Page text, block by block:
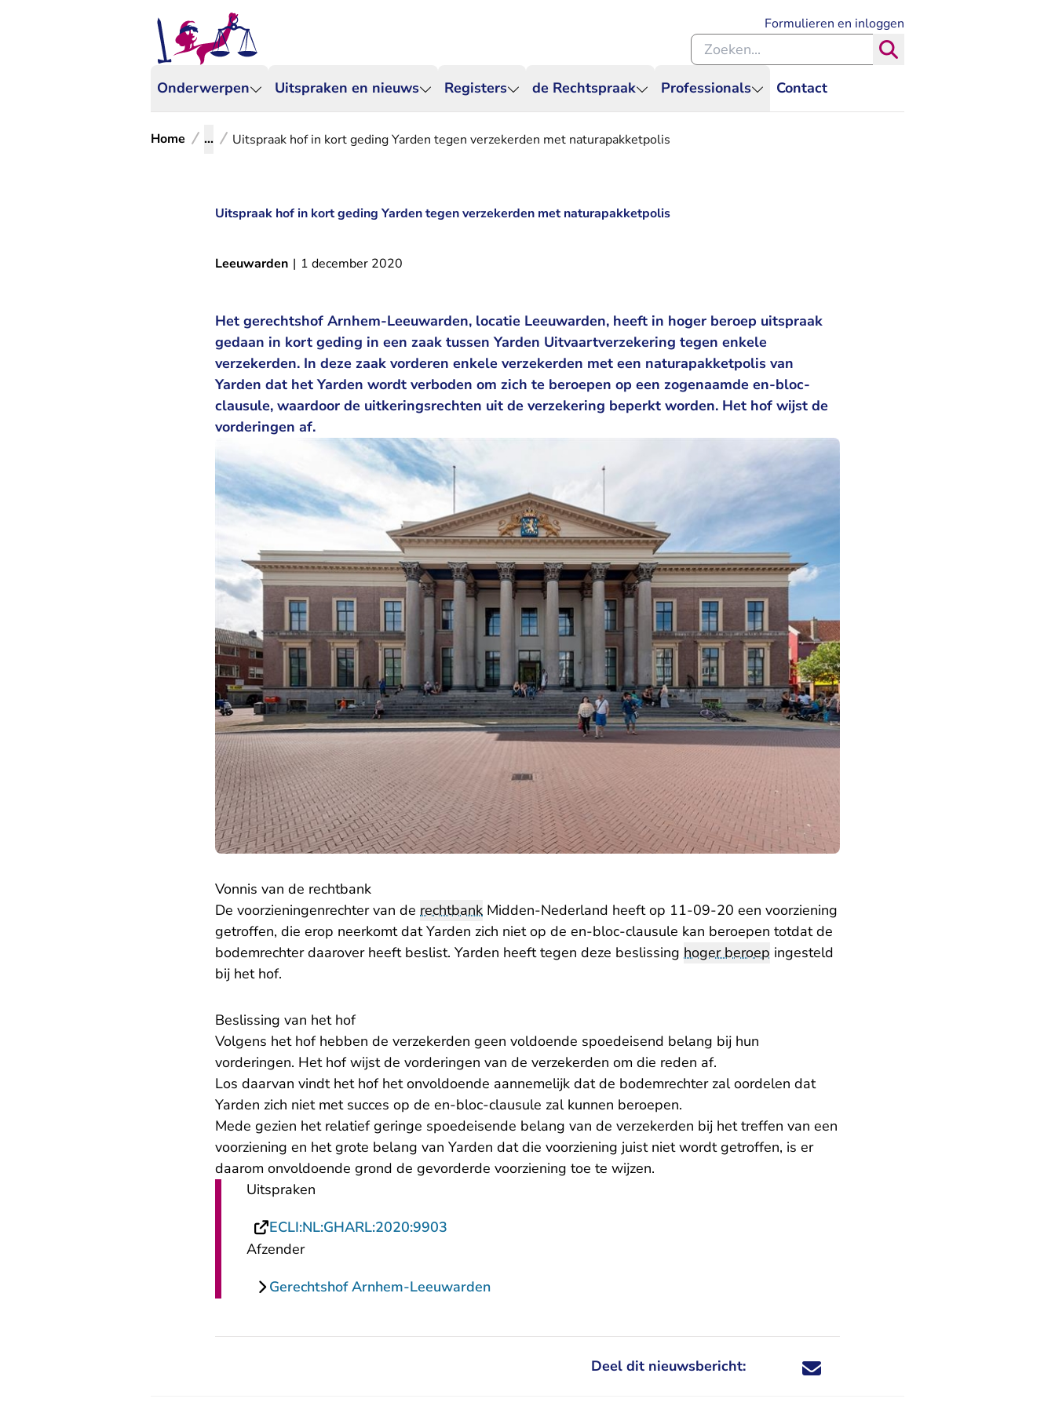
Onderwerpen Uitspraken en nieuws Registers de Rechtspraak Professionals Contact
Formulieren en inloggen
Zoeken binnen de Rechtspraak
Home ... Uitspraak hof in kort geding Yarden tegen verzekerden met naturapakketpolis
Uitspraak hof in kort geding Yarden tegen verzekerden met naturapakketpolis
Leeuwarden | 1 december 2020
Het gerechtshof Arnhem-Leeuwarden, locatie Leeuwarden, heeft in hoger beroep uitspraak
gedaan in kort geding in een zaak tussen Yarden Uitvaartverzekering tegen enkele
verzekerden. In deze zaak vorderen enkele verzekerden met een naturapakketpolis van
Yarden dat het Yarden wordt verboden om zich te beroepen op een zogenaamde en-bloc-
clausule, waardoor de uitkeringsrechten uit de verzekering beperkt worden. Het hof wijst de
vorderingen af.
Vonnis van de rechtbank
De voorzieningenrechter van de rechtbank Midden-Nederland heeft op 11-09-20 een voorziening
getroffen, die erop neerkomt dat Yarden zich niet op de en-bloc-clausule kan beroepen totdat de
bodemrechter daarover heeft beslist. Yarden heeft tegen deze beslissing hoger beroep ingesteld
bij het hof.
Beslissing van het hof
Volgens het hof hebben de verzekerden geen voldoende spoedeisend belang bij hun
vorderingen. Het hof wijst de vorderingen van de verzekerden om die reden af.
Los daarvan vindt het hof het onvoldoende aannemelijk dat de bodemrechter zal oordelen dat
Yarden zich niet met succes op de en-bloc-clausule zal kunnen beroepen.
Mede gezien het relatief geringe spoedeisende belang van de verzekerden bij het treffen van een
voorziening en het grote belang van Yarden dat die voorziening juist niet wordt getroffen, is er
daarom onvoldoende grond de gevorderde voorziening toe te wijzen.
Uitspraken
ECLI:NL:GHARL:2020:9903
Afzender
Gerechtshof Arnhem-Leeuwarden
Deel dit nieuwsbericht: Deel dit nieuwsbericht via X - U verlaat
Deel dit nieuwsbericht via Facebook - U
Deel dit nieuwsbericht via e-mail
Deel dit nieuwsbericht via LinkedIn - U